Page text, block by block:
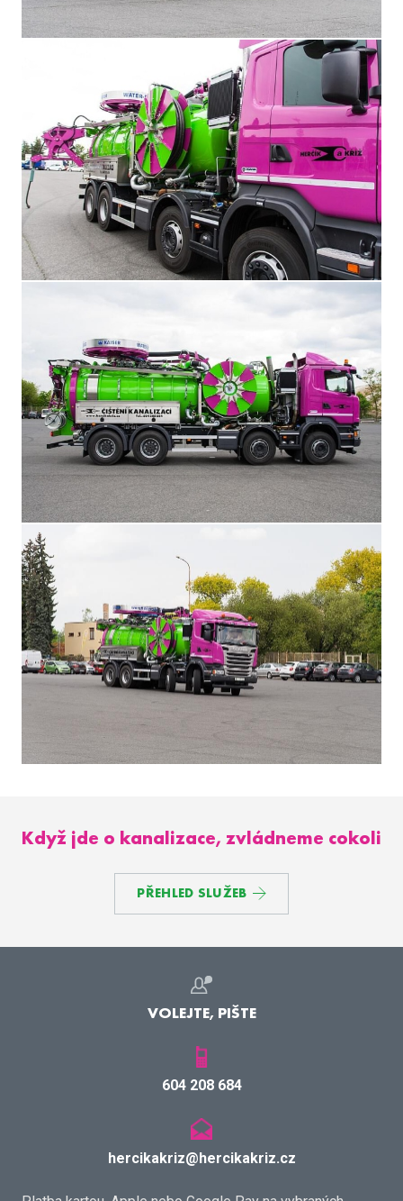
Když jde o kanalizace, zvládneme cokoli
PŘEHLED SLUŽEB
VOLEJTE, PIŠTE
604 208 684
hercikakriz@hercikakriz.cz